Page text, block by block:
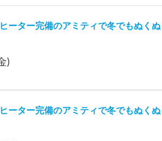
ーター完備のアミティで冬でもぬく
)
ーター完備のアミティで冬でもぬく